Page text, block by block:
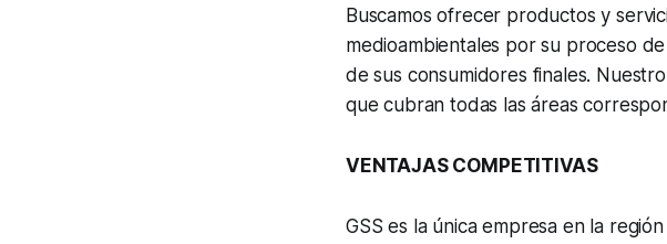
Buscamos ofrecer productos y
medioambientales por su proceso
de sus consumidores finales.
que cubran todas las áreas
VENTAJAS COMPETITIVAS
GSS es la única empresa en la